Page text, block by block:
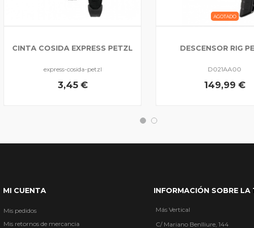
CINTA COSIDA EXPRESS PETZL
express-cosida-petzl
3,45 €
AGOTADO
DESCENSOR RIG
D021AA00
149,99 €
MI CUENTA
Mis pedidos
Mis retornos de mercancia
INFORMACIÓN SOBRE LA
Más Vertical
C/ Mariano Benlliure, 144